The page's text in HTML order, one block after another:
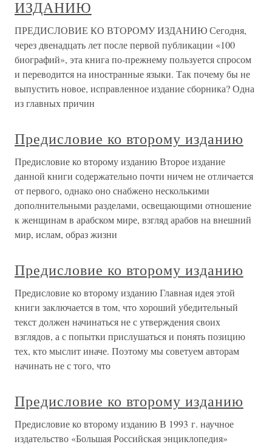
ИЗДАНИЮ
ПРЕДИСЛОВИЕ КО ВТОРОМУ ИЗДАНИЮ Сегодня,
через двенадцать лет после первой публикации «100
биографий», эта книга по-прежнему пользуется спросом
и переводится на иностранные языки. Так почему бы не
выпустить новое, исправленное издание сборника? Одна
из главных причин
Предисловие ко второму изданию
Предисловие ко второму изданию Второе издание
данной книги содержательно почти ничем не отличается
от первого, однако оно снабжено несколькими
дополнительными разделами, освещающими отношение
к женщинам в арабском мире, взгляд арабов на внешний
мир, ислам, образ жизни
Предисловие ко второму изданию
Предисловие ко второму изданию Главная идея этой
книги заключается в том, что хороший убедительный
текст должен начинаться не с утверждения своих
взглядов, а с попытки прислушаться и понять позицию
тех, кто мыслит иначе. Поэтому мы советуем авторам
начинать не с того, что
Предисловие ко второму изданию
Предисловие ко второму изданию В 1993 г. научное
издательство «Большая Российская энциклопедия»